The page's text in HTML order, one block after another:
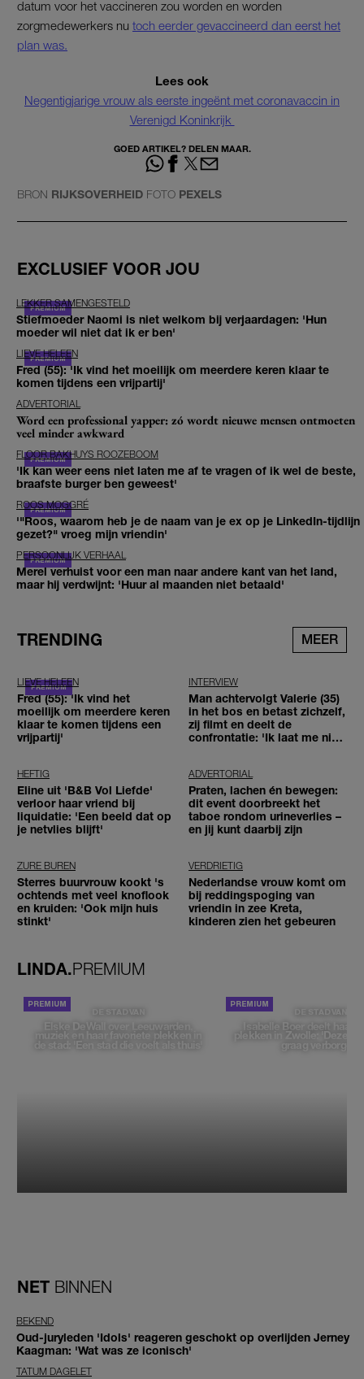
datum voor het vaccineren zou worden en worden
zorgmedewerkers nu toch eerder gevaccineerd dan eerst het
plan was.
Lees ook
Negentigjarige vrouw als eerste ingeënt met coronavaccin in
Verenigd Koninkrijk
GOED ARTIKEL? DELEN MAAR.
BRON RIJKSOVERHEID FOTO PEXELS
EXCLUSIEF VOOR JOU
LEKKER SAMENGESTELD
Stiefmoeder Naomi is niet welkom bij verjaardagen: 'Hun
moeder wil niet dat ik er ben'
LIEVE HELEEN
Fred (55): 'Ik vind het moeilijk om meerdere keren klaar te
komen tijdens een vrijpartij'
ADVERTORIAL
Word een professional yapper: zó wordt nieuwe mensen ontmoeten
veel minder awkward
FLOOR BAKHUYS ROOZEBOOM
'Ik kan weer eens niet laten me af te vragen of ik wel de beste,
braafste burger ben geweest'
ROOS MOGGRÉ
'"Roos, waarom heb je de naam van je ex op je LinkedIn-tijdlijn
gezet?" vroeg mijn vriendin'
PERSOONLIJK VERHAAL
Merel verhuist voor een man naar andere kant van het land,
maar hij verdwijnt: 'Huur al maanden niet betaald'
TRENDING MEER
LIEVE HELEEN
Fred (55): 'Ik vind het
moeilijk om meerdere keren
klaar te komen tijdens een
vrijpartij'
INTERVIEW
Man achtervolgt Valerie (35)
in het bos en betast zichzelf,
zij filmt en deelt de
confrontatie: 'Ik laat me niet
HEFTIG
Eline uit 'B&B Vol Liefde'
verloor haar vriend bij
liquidatie: 'Een beeld dat op
je netvlies blijft'
ADVERTORIAL
Praten, lachen én bewegen:
dit event doorbreekt het
taboe rondom urineverlies –
en jij kunt daarbij zijn
ZURE BUREN
Sterres buurvrouw kookt 's
ochtends met veel knoflook
en kruiden: 'Ook mijn huis
stinkt'
VERDRIETIG
Nederlandse vrouw komt om
bij reddingspoging van
vriendin in zee Kreta,
kinderen zien het gebeuren
LINDA.PREMIUM
DE STAD VAN
Elske DeWall over Leeuwarden,
muziek en haar favoriete plekken in
de stad: 'Een stad die voelt als thuis'
DE STAD VAN
Isabelle Boer deelt haar
plekken in Zwolle: 'Deze
graag verborgen'
NET BINNEN
BEKEND
Oud-juryleden 'Idols' reageren geschokt op overlijden Jerney
Kaagman: 'Wat was ze iconisch'
TATUM DAGELET